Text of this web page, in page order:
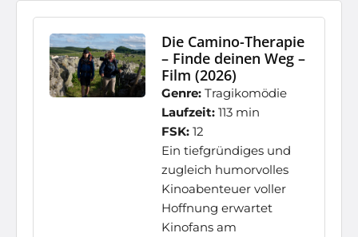
Die Camino-Therapie
– Finde deinen Weg –
Film (2026)
Genre: Tragikomödie
Laufzeit: 113 min
FSK: 12
Ein tiefgründiges und
zugleich humorvolles
Kinoabenteuer voller
Hoffnung erwartet
Kinofans am